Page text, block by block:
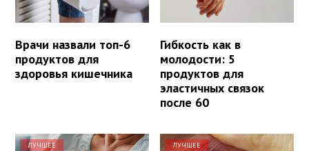
Врачи назвали топ-6
продуктов для
здоровья кишечника
Гибкость как в
молодости: 5
продуктов для
эластичных связок
после 60
ЛУЧШЕЕ ЛУЧШЕЕ